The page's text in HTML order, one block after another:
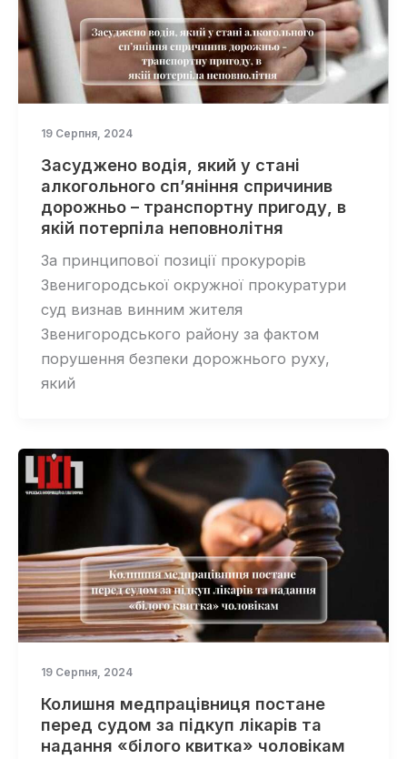
19 Серпня, 2024
Засуджено водія, який у стані
алкогольного сп’яніння спричинив
дорожньо – транспортну пригоду, в
якій потерпіла неповнолітня
За принципової позиції прокурорів
Звенигородської окружної прокуратури
суд визнав винним жителя
Звенигородського району за фактом
порушення безпеки дорожнього руху,
який
19 Серпня, 2024
Колишня медпрацівниця постане
перед судом за підкуп лікарів та
надання «білого квитка» чоловікам